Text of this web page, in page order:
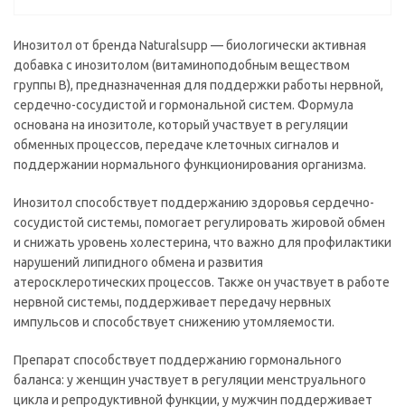
Инозитол от бренда Naturalsupp — биологически активная
добавка с инозитолом (витаминоподобным веществом
группы B), предназначенная для поддержки работы нервной,
сердечно-сосудистой и гормональной систем. Формула
основана на инозитоле, который участвует в регуляции
обменных процессов, передаче клеточных сигналов и
поддержании нормального функционирования организма.
Инозитол способствует поддержанию здоровья сердечно-
сосудистой системы, помогает регулировать жировой обмен
и снижать уровень холестерина, что важно для профилактики
нарушений липидного обмена и развития
атеросклеротических процессов. Также он участвует в работе
нервной системы, поддерживает передачу нервных
импульсов и способствует снижению утомляемости.
Препарат способствует поддержанию гормонального
баланса: у женщин участвует в регуляции менструального
цикла и репродуктивной функции, у мужчин поддерживает